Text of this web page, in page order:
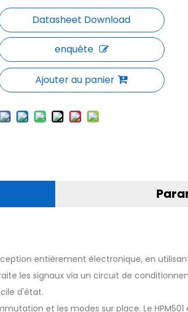
enquête
Ajouter au panier
entièrement électronique, en
les signaux via un circuit de
d'état.
et les modes sur place. Le